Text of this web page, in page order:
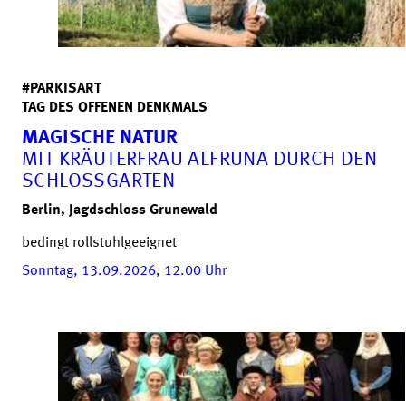
#PARKISART
TAG DES OFFENEN DENKMALS
MAGISCHE NATUR
MIT KRÄUTERFRAU ALFRUNA DURCH DEN
SCHLOSSGARTEN
Berlin, Jagdschloss Grunewald
bedingt rollstuhlgeeignet
Sonntag, 13.09.2026, 12.00 Uhr